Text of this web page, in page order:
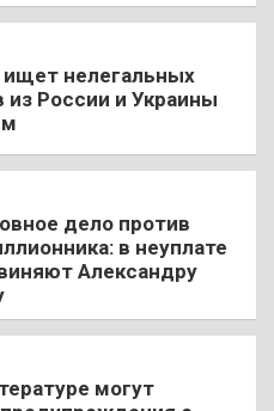
нелегальных
из России и Украины
дело против
в неуплате
Александру
могут